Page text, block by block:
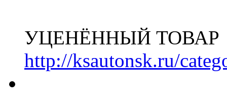
УЦЕНЁННЫЙ ТОВАР
http://ksautonsk.ru/